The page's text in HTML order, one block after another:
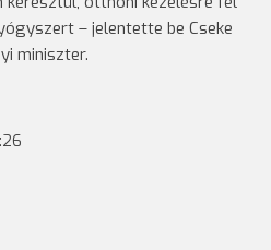
– jelentette be Cseke
miniszter.